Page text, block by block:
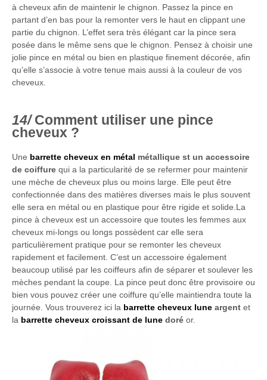
à cheveux afin de maintenir le chignon. Passez la pince en
partant d’en bas pour la remonter vers le haut en clippant une
partie du chignon. L’effet sera très élégant car la pince sera
posée dans le même sens que le chignon. Pensez à choisir une
jolie pince en métal ou bien en plastique finement décorée, afin
qu’elle s’associe à votre tenue mais aussi à la couleur de vos
cheveux.
Comment utiliser une pince
cheveux ?
Une barrette cheveux en métal métallique st un accessoire
de coiffure qui a la particularité de se refermer pour maintenir
une mèche de cheveux plus ou moins large. Elle peut être
confectionnée dans des matières diverses mais le plus souvent
elle sera en métal ou en plastique pour être rigide et solide.La
pince à cheveux est un accessoire que toutes les femmes aux
cheveux mi-longs ou longs possèdent car elle sera
particulièrement pratique pour se remonter les cheveux
rapidement et facilement. C’est un accessoire également
beaucoup utilisé par les coiffeurs afin de séparer et soulever les
mèches pendant la coupe. La pince peut donc être provisoire ou
bien vous pouvez créer une coiffure qu’elle maintiendra toute la
journée. Vous trouverez ici la barrette cheveux lune argent et
la barrette cheveux croissant de lune doré or.